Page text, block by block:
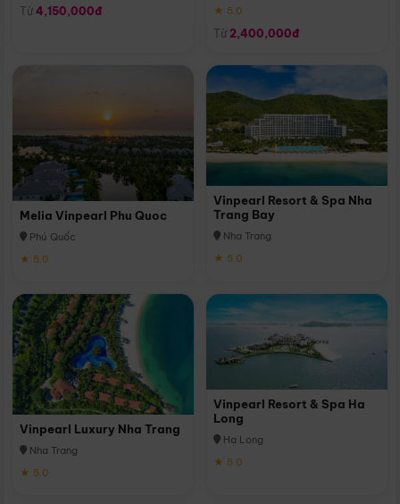
Từ 4,150,000đ
★ 5.0
Từ 2,400,000đ
Melia Vinpearl Phu Quoc
Phú Quốc
★ 5.0
Vinpearl Resort & Spa Nha
Trang Bay
Nha Trang
★ 5.0
Vinpearl Luxury Nha Trang
Nha Trang
★ 5.0
Vinpearl Resort & Spa Ha
Long
Hạ Long
★ 5.0